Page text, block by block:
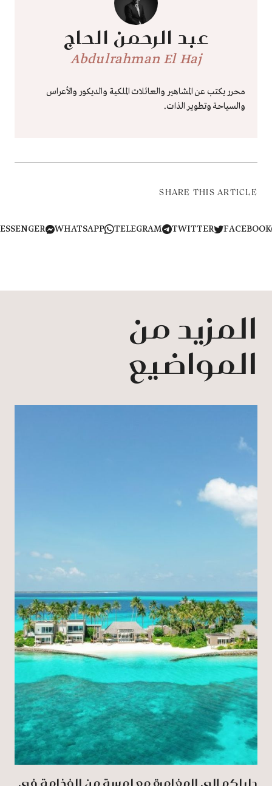
عبد الرحمن الحاج
Abdulrahman El Haj
محرر يكتب عن المشاهير والعائلات الملكية والديكور والأعراس
والسياحة وتطوير الذات.
SHARE THIS ARTICLE
TWITTER
TELEGRAM
WHATSAPP
MESSENGER
المزيد من
المواضيع